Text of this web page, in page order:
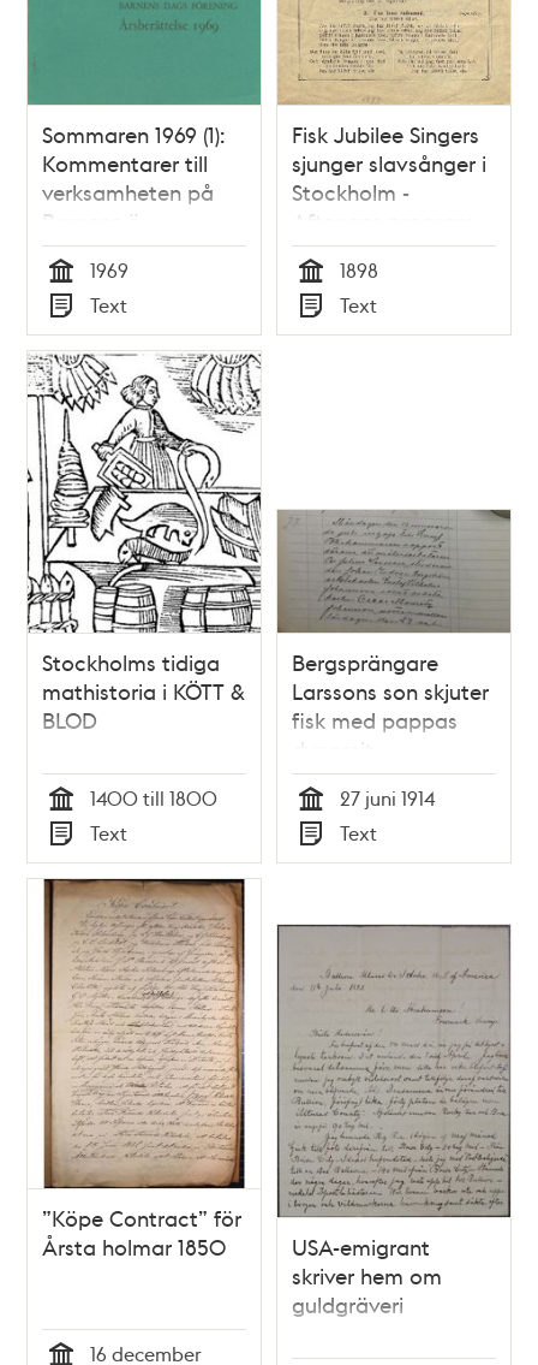
Sommaren 1969 (1):
Kommentarer till
verksamheten på
Barnens ö
Tid
1969
Typ
Text
Fisk Jubilee Singers
sjunger slavsånger i
Stockholm -
Aftonens program
Tid
1898
Typ
Text
Stockholms tidiga
mathistoria i KÖTT &
BLOD
Tid
1400 till 1800
Typ
Text
Bergsprängare
Larssons son skjuter
fisk med pappas
dynamit -
polisrapport 1914
Tid
27 juni 1914
Typ
Text
”Köpe Contract” för
Årsta holmar 1850
16 december
USA-emigrant
skriver hem om
guldgräveri